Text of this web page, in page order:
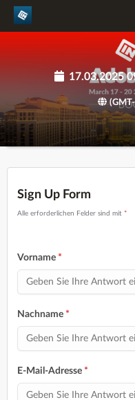
17.03.2025
Sign Up Form
Alle erforderlichen Felder sind mit *
Vorname *
Nachname *
E-Mail-Adresse *